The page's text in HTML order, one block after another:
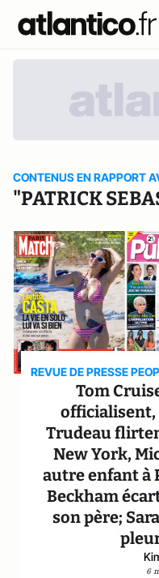
CONTENUS EN RAPPORT
"PATRICK
REVUE DE PRESSE
Tom
officialisent,
Trudeau
New York,
autre enfant à
Beckham
son père;
6